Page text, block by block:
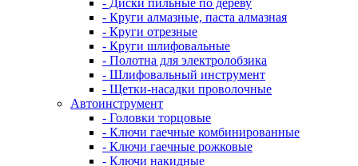
- Диски пильные по дереву
- Круги алмазные, паста алмазная
- Круги отрезные
- Круги шлифовальные
- Полотна для электролобзика
- Шлифовальный инструмент
- Щетки-насадки проволочные
Автоинструмент
- Головки торцовые
- Ключи гаечные комбинированные
- Ключи гаечные рожковые
- Ключи накидные